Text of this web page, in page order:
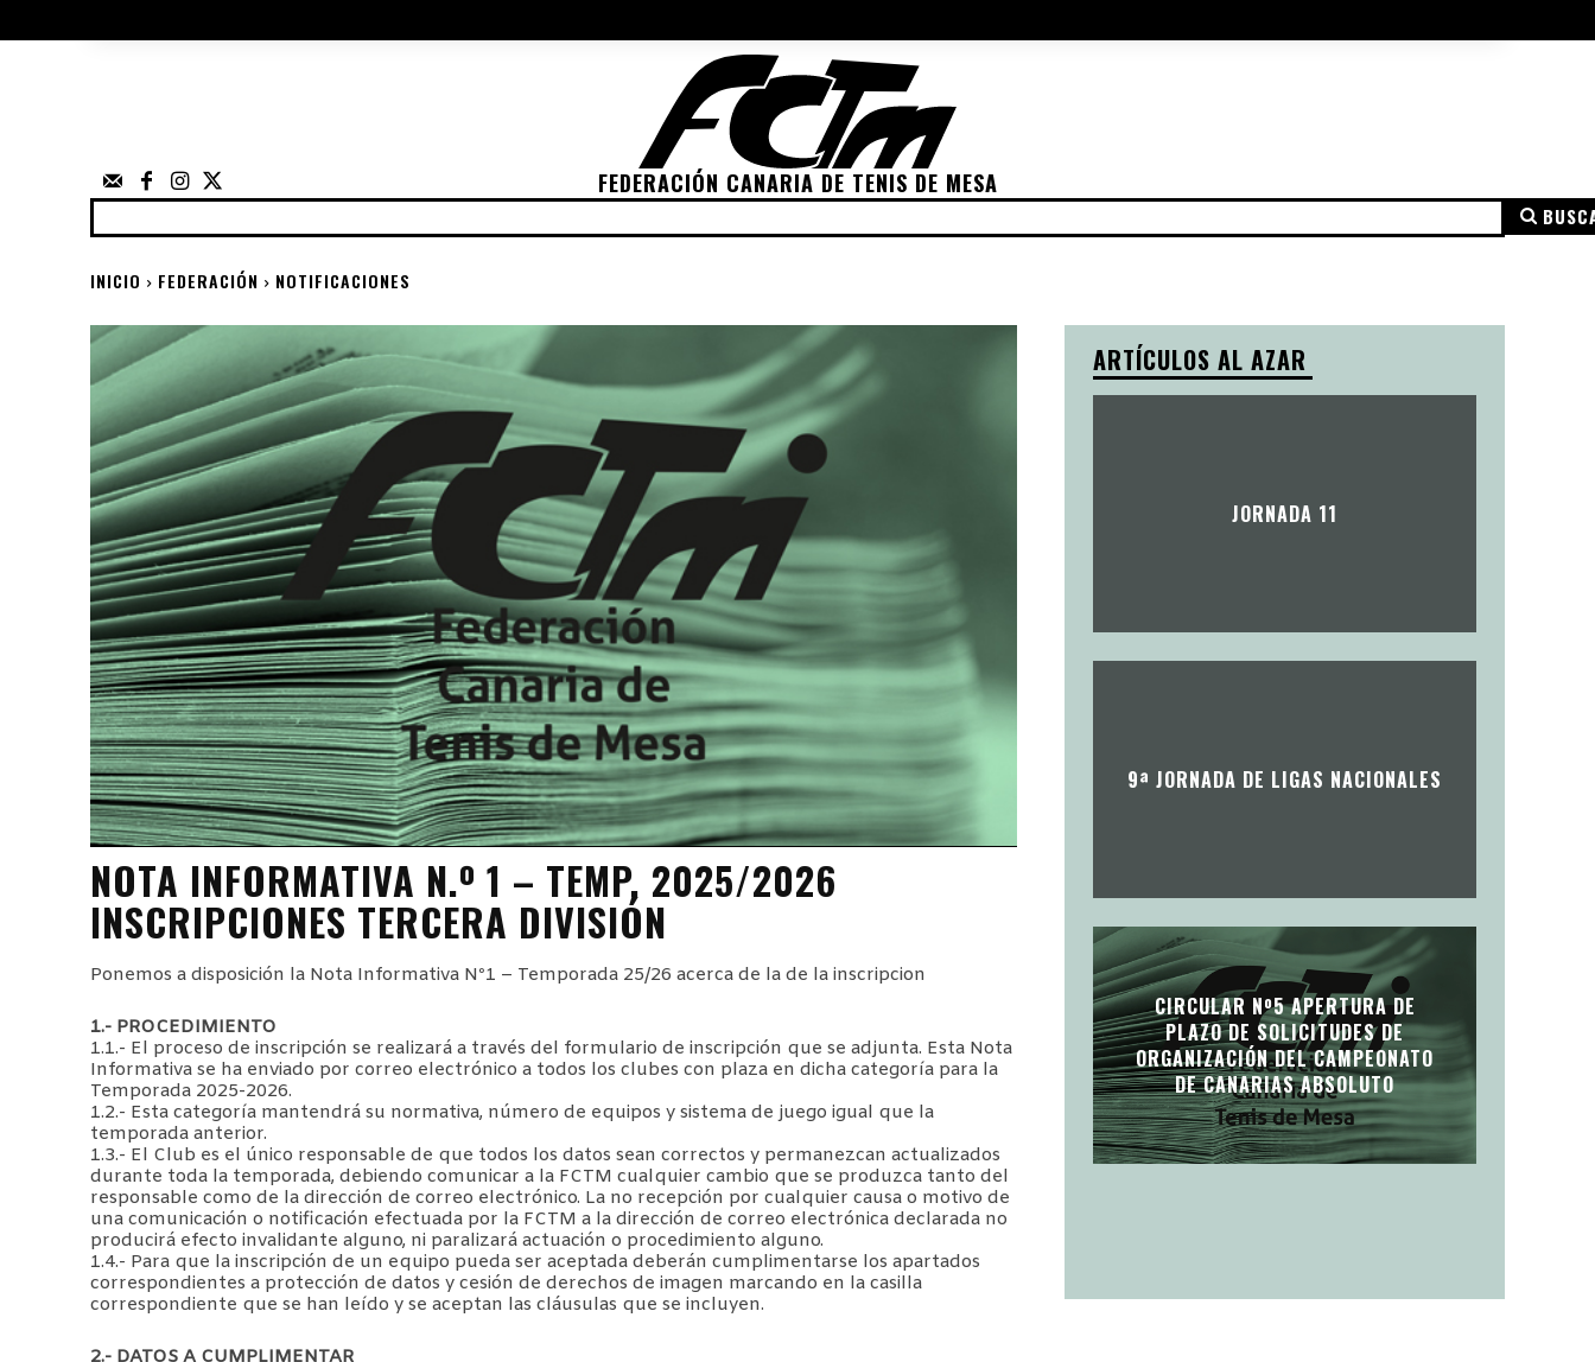
FEDERACIÓN CANARIA DE TENIS DE MESA
POLÍTICA DE PRIVACIDAD
INICIO FEDERACIÓN NOTIFICACIONES
NOTA INFORMATIVA N.º 1 – TEMP. 2025/2026
INSCRIPCIONES TERCERA DIVISIÓN
Ponemos a disposición la Nota Informativa Nº1 – Temporada 25/26 acerca de la de la inscripcion
1.- PROCEDIMIENTO
1.1.- El proceso de inscripción se realizará a través del formulario de inscripción que se adjunta. Esta Nota
Informativa se ha enviado por correo electrónico a todos los clubes con plaza en dicha categoría para la
Temporada 2025-2026.
1.2.- Esta categoría mantendrá su normativa, número de equipos y sistema de juego igual que la
temporada anterior.
1.3.- El Club es el único responsable de que todos los datos sean correctos y permanezcan actualizados
durante toda la temporada, debiendo comunicar a la FCTM cualquier cambio que se produzca tanto del
responsable como de la dirección de correo electrónico. La no recepción por cualquier causa o motivo de
una comunicación o notificación efectuada por la FCTM a la dirección de correo electrónica declarada no
producirá efecto invalidante alguno, ni paralizará actuación o procedimiento alguno.
1.4.- Para que la inscripción de un equipo pueda ser aceptada deberán cumplimentarse los apartados
correspondientes a protección de datos y cesión de derechos de imagen marcando en la casilla
correspondiente que se han leído y se aceptan las cláusulas que se incluyen.
2.- DATOS A CUMPLIMENTAR
ARTÍCULOS AL AZAR
JORNADA 11
9ª JORNADA DE LIGAS NACIONALES
CIRCULAR Nº5 APERTURA DE
PLAZO DE SOLICITUDES DE
ORGANIZACIÓN DEL CAMPEONATO
DE CANARIAS ABSOLUTO